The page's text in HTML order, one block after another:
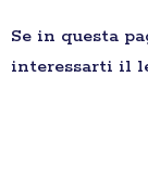
Se in questa
interessarti il